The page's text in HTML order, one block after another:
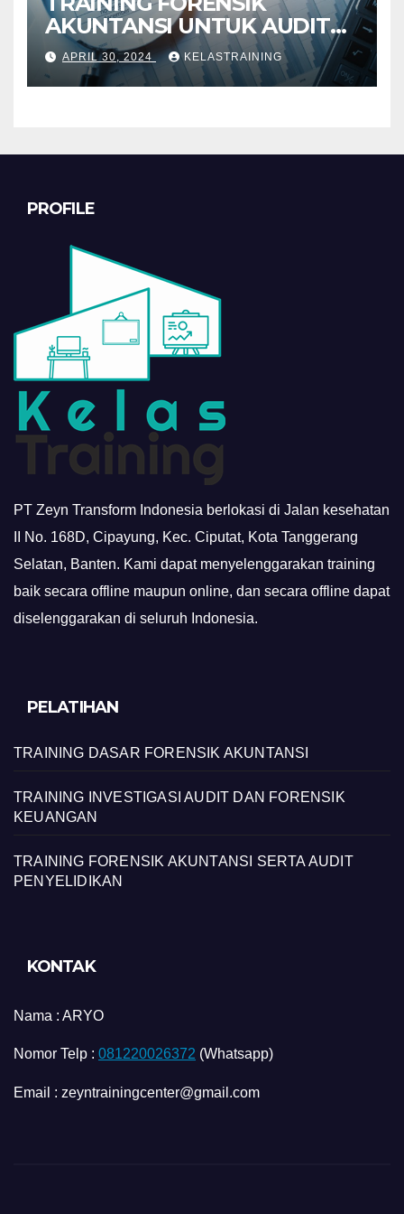
AKUNTANSI UNTUK AUDIT
INVESTIGATIF
APRIL 30, 2024 KELASTRAINING
PROFILE
PT Zeyn Transform Indonesia berlokasi di Jalan kesehatan
II No. 168D, Cipayung, Kec. Ciputat, Kota Tanggerang
Selatan, Banten. Kami dapat menyelenggarakan training
baik secara offline maupun online, dan secara offline dapat
diselenggarakan di seluruh Indonesia.
PELATIHAN
TRAINING DASAR FORENSIK AKUNTANSI
TRAINING INVESTIGASI AUDIT DAN FORENSIK
KEUANGAN
TRAINING FORENSIK AKUNTANSI SERTA AUDIT
PENYELIDIKAN
KONTAK
Nama : ARYO
Nomor Telp : 081220026372 (Whatsapp)
Email : zeyntrainingcenter@gmail.com